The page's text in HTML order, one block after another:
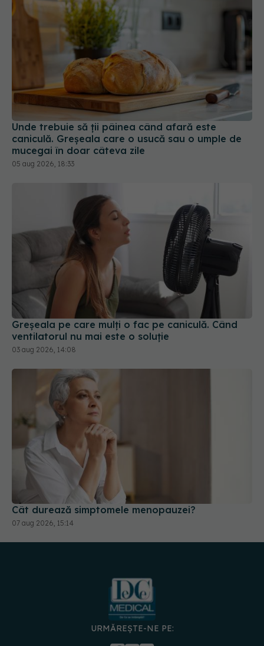
Unde trebuie să ții pâinea când afară este
caniculă. Greșeala care o usucă sau o umple de
mucegai în doar câteva zile
05 aug 2026, 18:33
Greșeala pe care mulți o fac pe caniculă. Când
ventilatorul nu mai este o soluție
03 aug 2026, 14:08
Cât durează simptomele menopauzei?
07 aug 2026, 15:14
URMĂREȘTE-NE PE:
DESCARCĂ APLICAȚIA